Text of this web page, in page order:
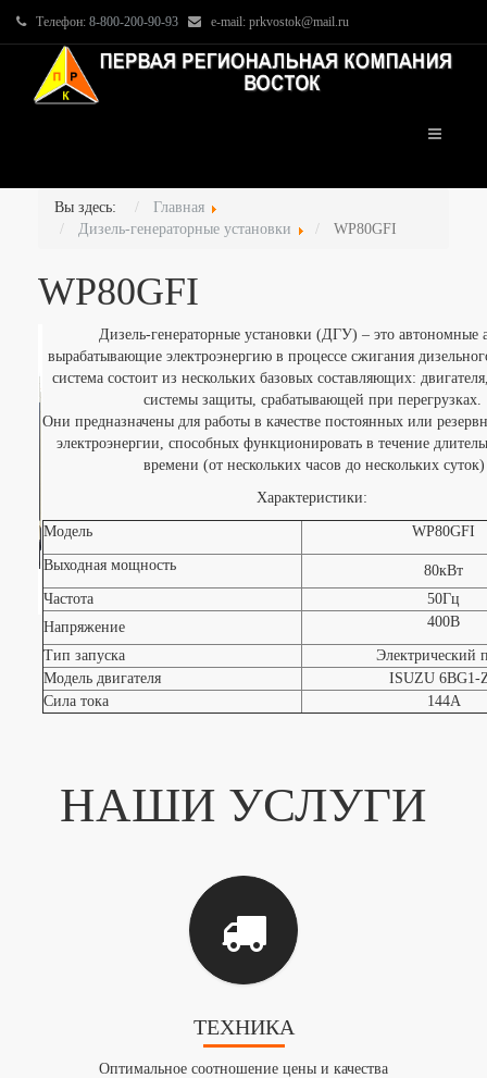
Телефон: 8-800-200-90-93 e-mail: prkvostok@mail.ru
Вы здесь:
Главная
Дизель-генераторные установки
WP80GFI
WP80GFI
Дизель-генераторные установки (ДГУ) – это автономные
вырабатывающие электроэнергию в процессе сжигания
система состоит из нескольких базовых составляющих:
системы защиты, срабатывающей при перегрузках.
Они предназначены для работы в качестве постоянных или
электроэнергии, способных функционировать в течение
времени (от нескольких часов до нескольких суток)
Характеристики:
Модель WP80GFI
Выходная мощность
80кВт
Частота
50Гц
Напряжение
400В
Тип запуска
Электрический
Модель двигателя
ISUZU 6BG1-
Сила тока
144А
НАШИ УСЛУГИ
ТЕХНИКА
Оптимальное соотношение цены и качества